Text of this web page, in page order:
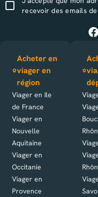
recevoir des emails
Acheter en
viager en
région
Viager en Ile
de France
Viager en
Nouvelle
Aquitaine
Viager en
Occitanie
Viager en
Provence